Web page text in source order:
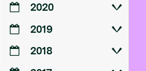
2020
2019
2018